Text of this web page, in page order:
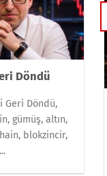
Döndü
Geri Döndü,
gümüş, altın,
blokzincir,